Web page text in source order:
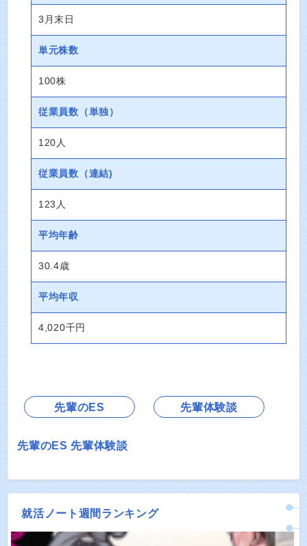
3月末日
単元株数
100株
従業員数 （単独）
120人
従業員数 （連結)
123人
平均年齢
30.4歳
平均年収
4,020千円
先輩のES 先輩体験談
先輩のES 先輩体験談
就活ノート週間ランキング